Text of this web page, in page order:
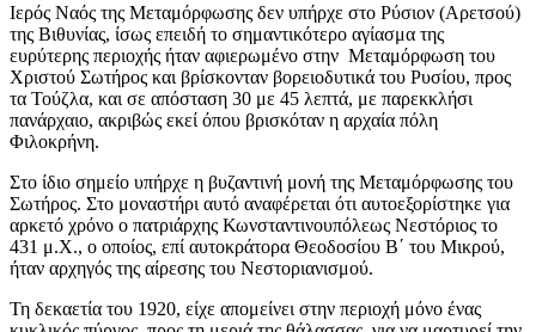
Ιερός Ναός της Μεταμόρφωσης δεν υπήρχε στο Ρύσιον (Αρετσού)
της Βιθυνίας, ίσως επειδή το σημαντικότερο αγίασμα της
ευρύτερης περιοχής ήταν αφιερωμένο στην Μεταμόρφωση του
Χριστού Σωτήρος και βρίσκονταν βορειοδυτικά του Ρυσίου, προς
τα Τούζλα, και σε απόσταση 30 με 45 λεπτά, με παρεκκλήσι
πανάρχαιο, ακριβώς εκεί όπου βρισκόταν η αρχαία πόλη
Φιλοκρήνη.
Στο ίδιο σημείο υπήρχε η βυζαντινή μονή της Μεταμόρφωσης του
Σωτήρος. Στο μοναστήρι αυτό αναφέρεται ότι αυτοεξορίστηκε για
αρκετό χρόνο ο πατριάρχης Κωνσταντινουπόλεως Νεστόριος το
431 μ.Χ., ο οποίος, επί αυτοκράτορα Θεοδοσίου Β΄ του Mικρού,
ήταν αρχηγός της αίρεσης του Νεστοριανισμού.
Τη δεκαετία του 1920, είχε απομείνει στην περιοχή μόνο ένας